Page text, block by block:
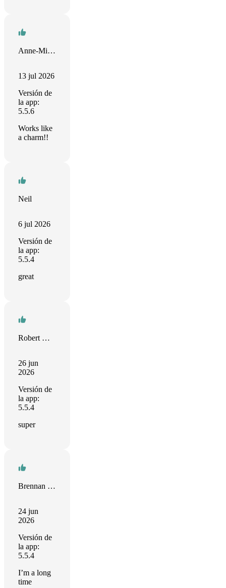
Anne-Mieke Bovelett
13 jul 2026
Versión de
la app:
5.5.6
Works like
a charm!!
Neil
6 jul 2026
Versión de
la app:
5.5.4
great
Robert Martel
26 jun
2026
Versión de
la app:
5.5.4
super
Brennan Sang
24 jun
2026
Versión de
la app:
5.5.4
I’m a long
time